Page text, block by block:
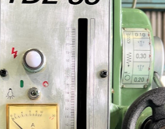
（友だち追加）
で査定
おります
7375